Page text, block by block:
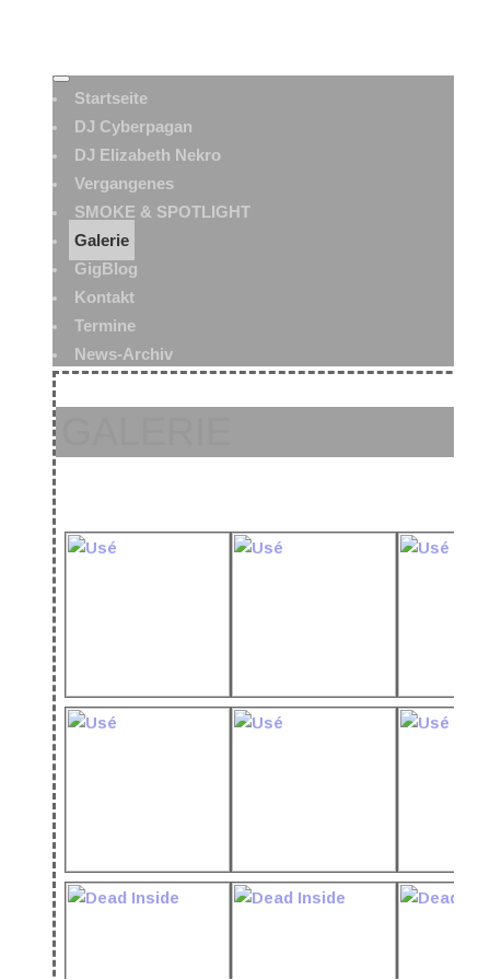
Startseite
DJ Cyberpagan
DJ Elizabeth Nekro
Vergangenes
SMOKE & SPOTLIGHT
Galerie
GigBlog
Kontakt
Termine
News-Archiv